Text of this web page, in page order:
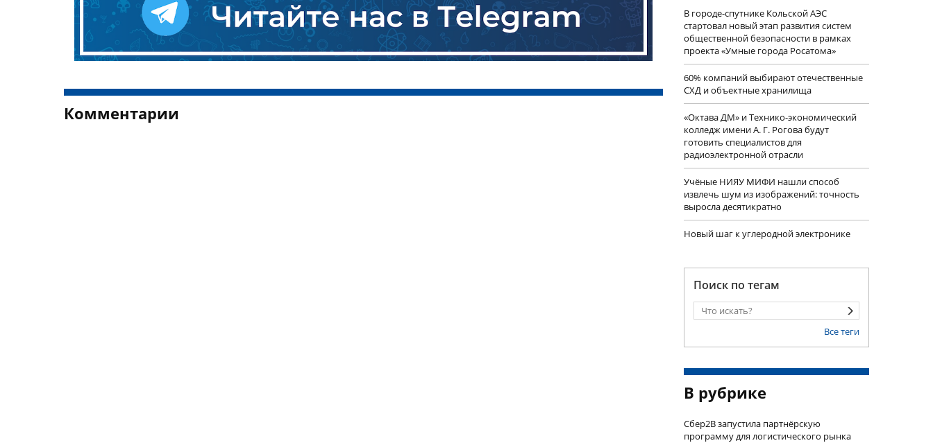
Комментарии
В городе-спутнике Кольской АЭС
стартовал новый этап развития систем
общественной безопасности в рамках
проекта «Умные города Росатома»
60% компаний выбирают отечественные
СХД и объектные хранилища
«Октава ДМ» и Технико-экономический
колледж имени А. Г. Рогова будут
готовить специалистов для
радиоэлектронной отрасли
Учëные НИЯУ МИФИ нашли способ
извлечь шум из изображений: точность
выросла десятикратно
Новый шаг к углеродной электронике
Поиск по тегам
Все теги
В рубрике
Сбер2B запустила партнёрскую
программу для логистического рынка